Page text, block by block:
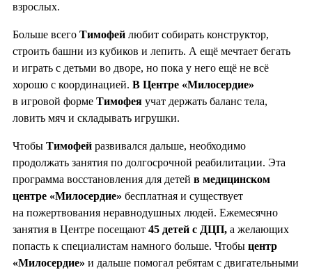
взрослых.
Больше всего Тимофей любит собирать конструктор,
строить башни из кубиков и лепить. А ещё мечтает бегать
и играть с детьми во дворе, но пока у него ещё не всё
хорошо с координацией. В Центре «Милосердие»
в игровой форме Тимофея учат держать баланс тела,
ловить мяч и складывать игрушки.
Чтобы Тимофей развивался дальше, необходимо
продолжать занятия по долгосрочной реабилитации. Эта
программа восстановления для детей в медицинском
центре «Милосердие» бесплатная и существует
на пожертвования неравнодушных людей. Ежемесячно
занятия в Центре посещают 45 детей с ДЦП, а желающих
попасть к специалистам намного больше. Чтобы центр
«Милосердие» и дальше помогал ребятам с двигательными